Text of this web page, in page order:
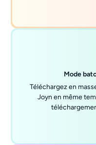
Mode
Téléchargez en
Joyn en même